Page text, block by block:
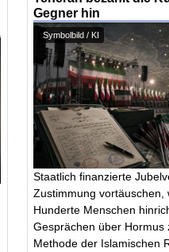
Gegner hin
Symbolbild / KI
Staatlich finanzierte
Zustimmung vortäuschen,
Hunderte Menschen
Gesprächen über Hormus
Methode der Islamischen